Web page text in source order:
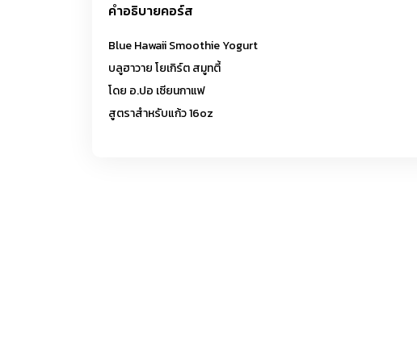
คำอธิบายคอร์ส
Blue Hawaii Smoothie Yogurt
บลูฮาวาย โยเกิร์ต สมูทตี้
โดย อ.ปอ เซียนกาแฟ
สูตราสำหรับแก้ว 16oz